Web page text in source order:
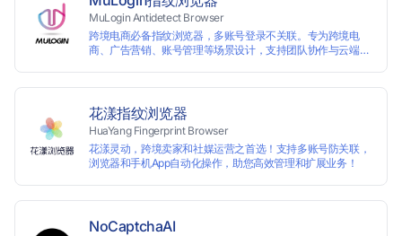
MuLogin Antidetect Browser
跨境电商必备指纹浏览器，多账号登录不关联。专为跨境电
商、广告营销、账号管理等场景设计，支持团队协作与云端管
花漾指纹浏览器
HuaYang Fingerprint Browser
花漾灵动，跨境卖家和社媒运营之首选！支持多账号防关联，
浏览器和手机App自动化操作，助您高效管理和扩展业务！
NoCaptchaAI